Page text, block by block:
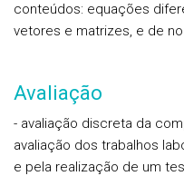
conteúdos: equações
vetores e matrizes, e de
Avaliação
- avaliação discreta da
avaliação dos trabalhos
e pela realização de um